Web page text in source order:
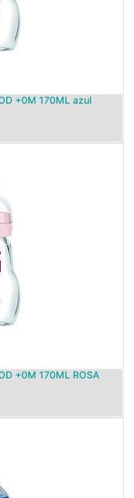
+0M 170ML azul
+0M 170ML ROSA